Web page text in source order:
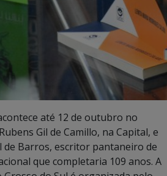
até 12 de outubro no
Gil de Camillo, na Capital, e
Barros, escritor pantaneiro de
que completaria 109 anos. A